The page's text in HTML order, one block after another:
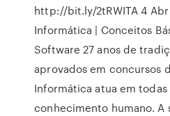
http://bit.ly/2tRWITA 4 Abr
Informática | Conceitos
Software 27 anos de
aprovados em concursos
Informática atua em todas
conhecimento humano. A